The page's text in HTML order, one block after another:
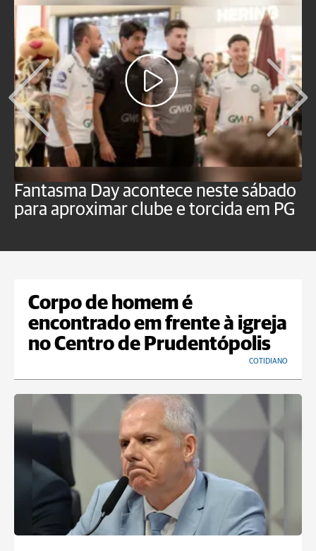
Fantasma Day acontece neste sábado
para aproximar clube e torcida em PG
Corpo de homem é
encontrado em frente à igreja
no Centro de Prudentópolis
COTIDIANO